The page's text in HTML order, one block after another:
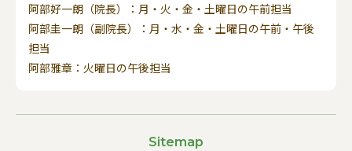
阿部好一朗（院長）：月・火・金・土曜日の午前担当
阿部圭一朗（副院長）：月・水・金・土曜日の午前・午後
担当
阿部雅章：火曜日の午後担当
Sitemap